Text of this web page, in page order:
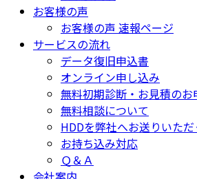
お客様の声
お客様の声 速報ページ
サービスの流れ
データ復旧申込書
オンライン申し込み
無料初期診断・お見積のお
無料相談について
HDDを弊社へお送りいた
お持ち込み対応
Ｑ＆Ａ